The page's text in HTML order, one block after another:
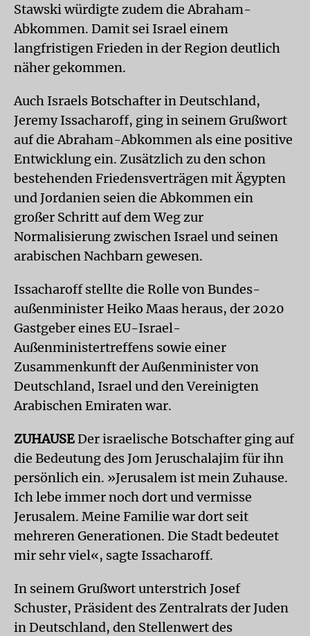
Staw­ski würdigte zudem die Abraham-
Abkommen. Damit sei Israel einem
langfristigen Frieden in der Region deutlich
näher gekommen.
Auch Israels Botschafter in Deutschland,
Jeremy Issacharoff, ging in seinem Grußwort
auf die Abraham-Abkommen als eine positive
Entwicklung ein. Zusätzlich zu den schon
bestehenden Friedensverträgen mit Ägypten
und Jordanien seien die Abkommen ein
großer Schritt auf dem Weg zur
Normalisierung zwischen Israel und seinen
arabischen Nachbarn gewesen.
Issacharoff stellte die Rolle von Bundes­
außenminister Heiko Maas heraus, der 2020
Gastgeber eines EU-Israel-
Außenministertreffens sowie einer
Zusammenkunft der Außenminister von
Deutschland, Israel und den Vereinigten
Arabischen Emiraten war.
ZUHAUSEDer israelische Botschafter ging auf
die Bedeutung des Jom Jeruschalajim für ihn
persönlich ein. »Jerusalem ist mein Zuhause.
Ich lebe immer noch dort und vermisse
Jerusalem. Meine Familie war dort seit
mehreren Generationen. Die Stadt bedeutet
mir sehr viel«, sagte Issacharoff.
In seinem Grußwort unterstrich Josef
Schuster, Präsident des Zentralrats der Juden
in Deutschland, den Stellenwert des